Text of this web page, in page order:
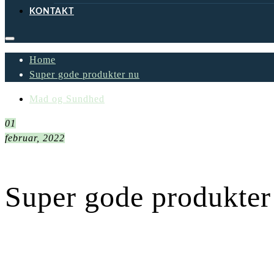
KONTAKT
Home
Super gode produkter nu
Mad og Sundhed
01
februar, 2022
Super gode